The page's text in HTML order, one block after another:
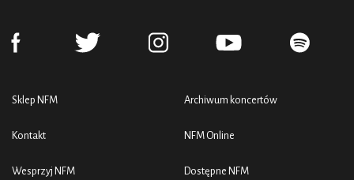
Sklep NFM
Kontakt
Wesprzyj NFM
Archiwum koncertów
NFM Online
Dostępne NFM